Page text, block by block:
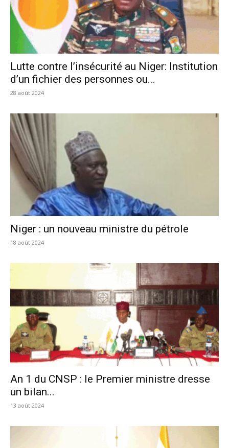
Lutte contre l’insécurité au Niger: Institution
d’un fichier des personnes ou...
28 août 2024
Niger : un nouveau ministre du pétrole
18 août 2024
An 1 du CNSP : le Premier ministre dresse
un bilan...
13 août 2024